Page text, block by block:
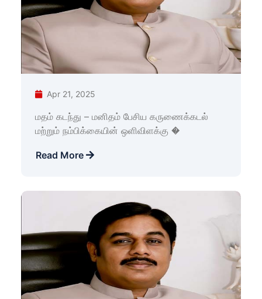
Apr 21, 2025
மதம் கடந்து – மனிதம் பேசிய கருணைக்கடல்
மற்றும் நம்பிக்கையின் ஒளிவிளக்கு �
Read More